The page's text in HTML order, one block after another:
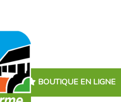
BOUTIQUE EN LIGNE